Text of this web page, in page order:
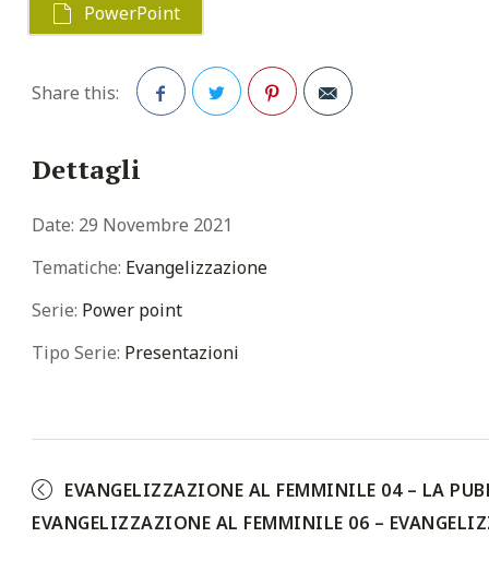
PowerPoint
Share this:
Dettagli
Date: 29 Novembre 2021
Tematiche: Evangelizzazione
Serie: Power point
Tipo Serie: Presentazioni
EVANGELIZZAZIONE AL FEMMINILE 04 – LA
EVANGELIZZAZIONE AL FEMMINILE 06 –